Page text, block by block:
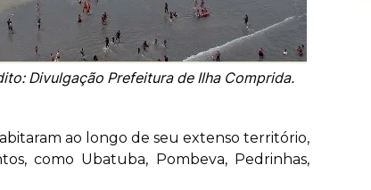
Divulgação Prefeitura de Ilha Comprida.
ao longo de seu extenso território,
como Ubatuba, Pombeva, Pedrinhas,